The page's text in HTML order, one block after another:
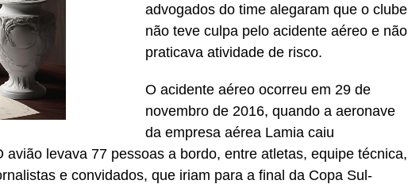
advogados do time alegaram que o clube
não teve culpa pelo acidente aéreo e não
praticava atividade de risco.
O acidente aéreo ocorreu em 29 de
novembro de 2016, quando a aeronave
da empresa aérea Lamia caiu
avião levava 77 pessoas a bordo, entre atletas, equipe técnica,
e convidados, que iriam para a final da Copa Sul-